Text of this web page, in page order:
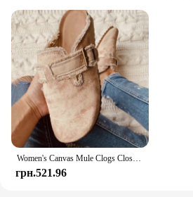
грн.521.96